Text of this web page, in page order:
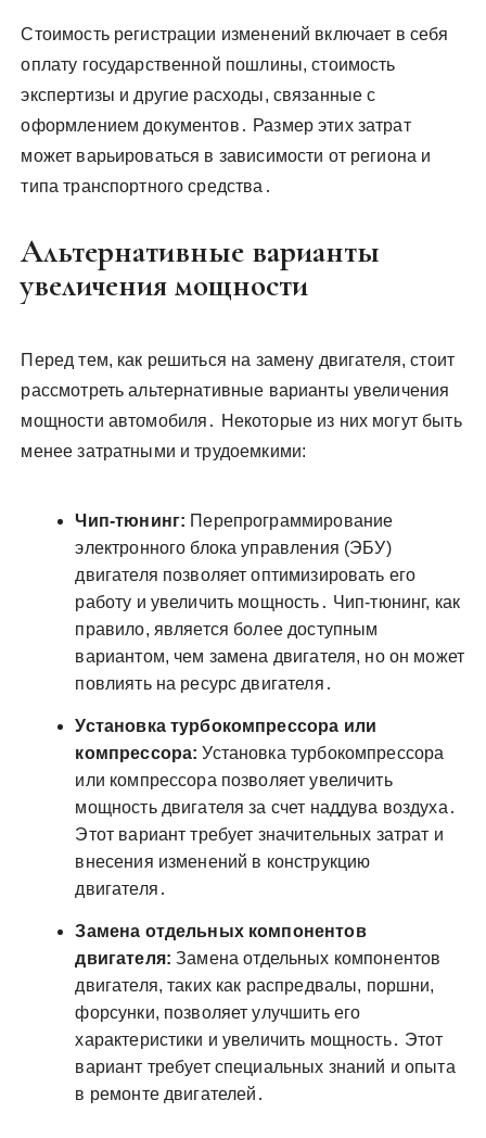
Стоимость регистрации изменений включает в себя
оплату государственной пошлины, стоимость
экспертизы и другие расходы, связанные с
оформлением документов․ Размер этих затрат
может варьироваться в зависимости от региона и
типа транспортного средства․
Альтернативные варианты
увеличения мощности
Перед тем, как решиться на замену двигателя, стоит
рассмотреть альтернативные варианты увеличения
мощности автомобиля․ Некоторые из них могут быть
менее затратными и трудоемкими:
Чип-тюнинг: Перепрограммирование
электронного блока управления (ЭБУ)
двигателя позволяет оптимизировать его
работу и увеличить мощность․ Чип-тюнинг, как
правило, является более доступным
вариантом, чем замена двигателя, но он может
повлиять на ресурс двигателя․
Установка турбокомпрессора или
компрессора: Установка турбокомпрессора
или компрессора позволяет увеличить
мощность двигателя за счет наддува воздуха․
Этот вариант требует значительных затрат и
внесения изменений в конструкцию
двигателя․
Замена отдельных компонентов
двигателя: Замена отдельных компонентов
двигателя, таких как распредвалы, поршни,
форсунки, позволяет улучшить его
характеристики и увеличить мощность․ Этот
вариант требует специальных знаний и опыта
в ремонте двигателей․